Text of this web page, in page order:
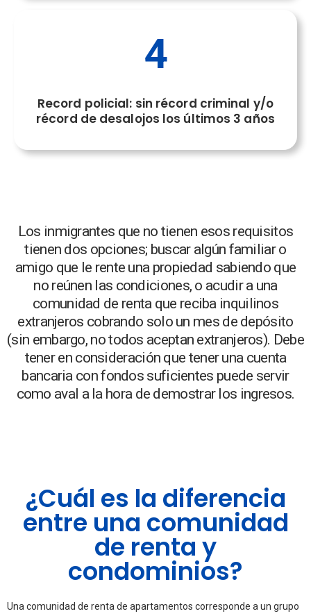
4
Record policial: sin récord criminal y/o
récord de desalojos los últimos 3 años
Los inmigrantes que no tienen esos requisitos
tienen dos opciones; buscar algún familiar o
amigo que le rente una propiedad sabiendo que
no reúnen las condiciones, o acudir a una
comunidad de renta que reciba inquilinos
extranjeros cobrando solo un mes de depósito
(sin embargo, no todos aceptan extranjeros). Debe
tener en consideración que tener una cuenta
bancaria con fondos suficientes puede servir
como aval a la hora de demostrar los ingresos.
¿Cuál es la diferencia
entre una comunidad
de renta y
condominios?
Una comunidad de renta de apartamentos corresponde a un grupo